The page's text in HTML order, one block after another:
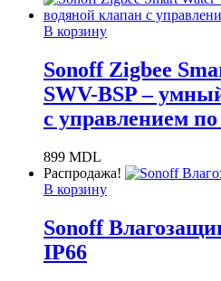
В корзину
Sonoff Zigbee
SWV-BSP –
с управлением
899 MDL
Распродажа!
В корзину
Sonoff
IP66